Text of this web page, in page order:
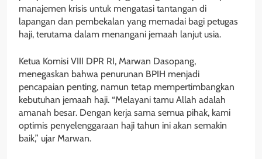
manajemen krisis untuk mengatasi tantangan di
lapangan dan pembekalan yang memadai bagi petugas
haji, terutama dalam menangani jemaah lanjut usia.
Ketua Komisi VIII DPR RI, Marwan Dasopang,
menegaskan bahwa penurunan BPIH menjadi
pencapaian penting, namun tetap mempertimbangkan
kebutuhan jemaah haji. “Melayani tamu Allah adalah
amanah besar. Dengan kerja sama semua pihak, kami
optimis penyelenggaraan haji tahun ini akan semakin
baik,” ujar Marwan.